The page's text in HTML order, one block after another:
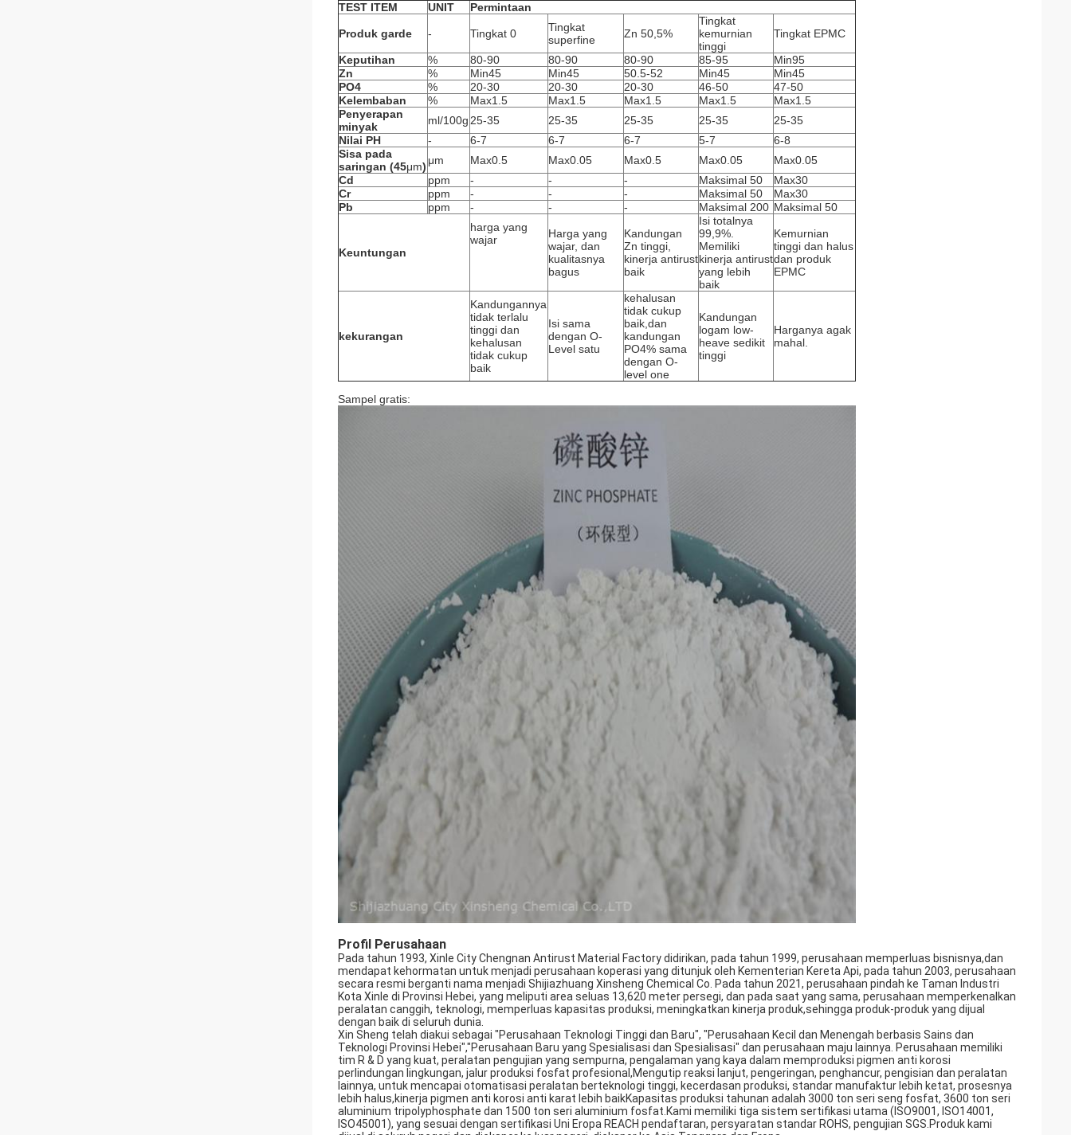
TEST ITEM
UNIT Permintaan
Produk garde - Tingkat 0
Tingkat
superfine
Zn 50,5%
Tingkat
kemurnian
tinggi
Tingkat EPMC
Keputihan % 80-90 80-90 80-90 85-95
Min95
Zn
% Min45 Min45 50.5-52 Min45
Min45
PO4
% 20-30 20-30 20-30 46-50
47-50
Kelembaban
% Max1.5 Max1.5 Max1.5 Max1.5
Max1.5
Penyerapan
minyak
ml/100g 25-35 25-35 25-35 25-35
25-35
Nilai PH
- 6-7 6-7 6-7 5-7
6-8
Sisa pada
saringan (45μm) μm Max0.5 Max0.05 Max0.5 Max0.05
Max0.05
Cd
ppm - - - Maksimal 50
Max30
Cr
ppm - - - Maksimal 50
Max30
Pb
ppm - - - Maksimal 200 Maksimal 50
Keuntungan
harga yang
wajar
Harga yang
wajar, dan
kualitasnya
bagus
Kandungan
Zn tinggi,
kinerja antirust
baik
Isi totalnya
99,9%.
Memiliki
kinerja antirust
yang lebih
baik
Kemurnian
tinggi dan halus
dan produk
EPMC
kekurangan
Kandungannya
tidak terlalu
tinggi dan
kehalusan
tidak cukup
baik
Isi sama
dengan O-
Level satu
kehalusan
tidak cukup
baik,dan
kandungan
PO4% sama
dengan O-
level one
Kandungan
logam low-
heave sedikit
tinggi
Harganya agak
mahal.
Sampel gratis:
Profil Perusahaan
Pada tahun 1993, Xinle City Chengnan Antirust Material Factory didirikan, pada tahun 1999, perusahaan memperluas bisnisnya,dan
mendapat kehormatan untuk menjadi perusahaan koperasi yang ditunjuk oleh Kementerian Kereta Api, pada tahun 2003, perusahaan
secara resmi berganti nama menjadi Shijiazhuang Xinsheng Chemical Co. Pada tahun 2021, perusahaan pindah ke Taman Industri
Kota Xinle di Provinsi Hebei, yang meliputi area seluas 13,620 meter persegi, dan pada saat yang sama, perusahaan memperkenalkan
peralatan canggih, teknologi, memperluas kapasitas produksi, meningkatkan kinerja produk,sehingga produk-produk yang dijual
dengan baik di seluruh dunia.
Xin Sheng telah diakui sebagai "Perusahaan Teknologi Tinggi dan Baru", "Perusahaan Kecil dan Menengah berbasis Sains dan
Teknologi Provinsi Hebei","Perusahaan Baru yang Spesialisasi dan Spesialisasi" dan perusahaan maju lainnya. Perusahaan memiliki
tim R & D yang kuat, peralatan pengujian yang sempurna, pengalaman yang kaya dalam memproduksi pigmen anti korosi
perlindungan lingkungan, jalur produksi fosfat profesional,Mengutip reaksi lanjut, pengeringan, penghancur, pengisian dan peralatan
lainnya, untuk mencapai otomatisasi peralatan berteknologi tinggi, kecerdasan produksi, standar manufaktur lebih ketat, prosesnya
lebih halus,kinerja pigmen anti korosi anti karat lebih baikKapasitas produksi tahunan adalah 3000 ton seri seng fosfat, 3600 ton seri
aluminium tripolyphosphate dan 1500 ton seri aluminium fosfat.Kami memiliki tiga sistem sertifikasi utama (ISO9001, ISO14001,
ISO45001), yang sesuai dengan sertifikasi Uni Eropa REACH pendaftaran, persyaratan standar ROHS, pengujian SGS.Produk kami